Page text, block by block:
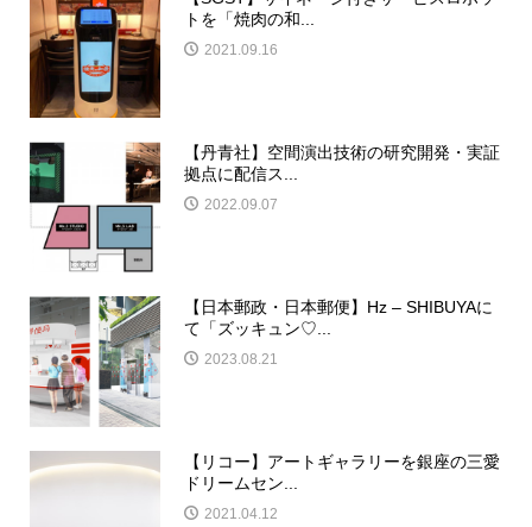
トを「焼肉の和...
2021.09.16
【丹青社】空間演出技術の研究開発・実証
拠点に配信ス...
2022.09.07
【日本郵政・日本郵便】Hz – SHIBUYAに
て「ズッキュン♡...
2023.08.21
【リコー】アートギャラリーを銀座の三愛
ドリームセン...
2021.04.12